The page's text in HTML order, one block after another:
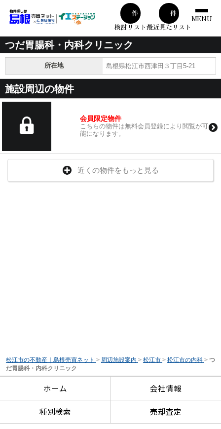
00件
検討リスト
00件
最近見たリスト
MENU
つだ胃腸科・内科クリニック
所在地 島根県松江市西津田３丁目5-21
施設周辺の物件
会員限定物件
こちらの物件は無料会員登録により閲覧が可
能になります。
近くの物件をもっと見る
松江市の不動産｜島根売買ネット > 周辺施設案内 > 松江市 > 松江市の内科 > つ
だ胃腸科・内科クリニック
ホーム 会社情報
種別検索 売却査定